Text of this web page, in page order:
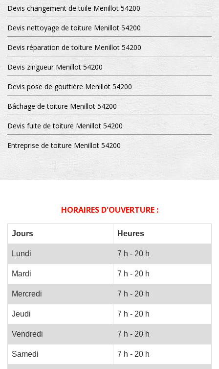
Devis changement de tuile Menillot 54200
Devis nettoyage de toiture Menillot 54200
Devis réparation de toiture Menillot 54200
Devis zingueur Menillot 54200
Devis pose de gouttière Menillot 54200
Bâchage de toiture Menillot 54200
Devis fuite de toiture Menillot 54200
Entreprise de toiture Menillot 54200
HORAIRES D'OUVERTURE :
Jours Heures
Lundi 7 h - 20 h
Mardi 7 h - 20 h
Mercredi 7 h - 20 h
Jeudi 7 h - 20 h
Vendredi 7 h - 20 h
Samedi 7 h - 20 h